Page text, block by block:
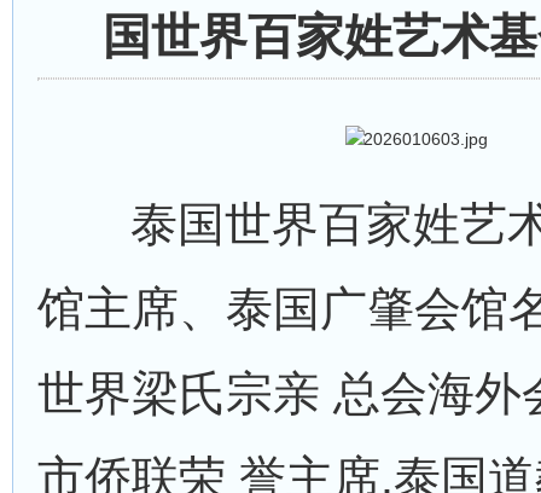
国世界百家姓艺术
泰国世界百家姓艺
馆主席、泰国广肇会馆
世界梁氏宗亲 总会海外
市侨联荣 誉主席,泰国